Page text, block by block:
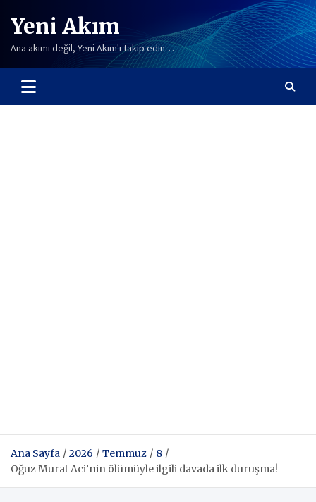
content
Yeni Akım
Ana akımı değil, Yeni Akım'ı takip edin…
Ana Sayfa 2026 Temmuz
8
Oğuz Murat Aci’nin ölümüyle ilgili davada ilk duruşma!